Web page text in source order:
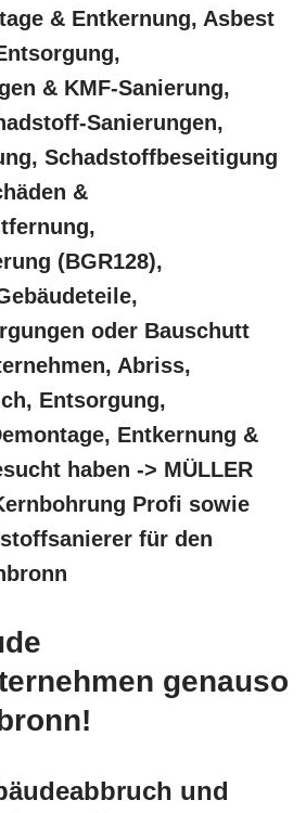
& Entkernung, Asbest
& KMF-Sanierung,
Sanierungen,
Schadstoffbeseitigung
&
(BGR128),
oder Bauschutt
Abriss,
Entsorgung,
Entkernung &
haben -> MÜLLER
Profi sowie
für den
genauso
und